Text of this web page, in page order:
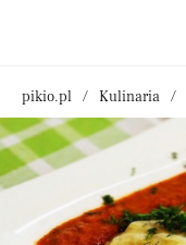
pikio.pl Kulinaria